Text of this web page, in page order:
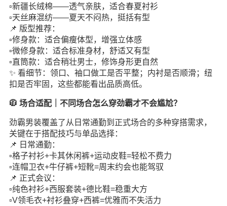
▫️新疆长绒棉——透气亲肤，适合春夏衬衫
▫️天丝麻混纺——夏天不闷热，挺括有型
📌 版型推荐：
▫️修身款：适合偏瘦体型，增强立体感
▫️微修身款：适合标准身材，舒适又有型
▫️直筒款：适合稍壮男士，修饰身形更自然
✨ 看细节：领口、袖口做工是否平整；内衬是否顺滑；纽
扣是否牢固，这些都能看出品质高低。
🧥 场合适配｜不同场合怎么穿劲霸才不会尴尬？
劲霸男装覆盖了从日常通勤到正式场合的多种穿搭需求，
关键在于搭配技巧与单品选择：
📌 日常通勤：
▫️格子衬衫+卡其休闲裤+运动皮鞋=轻松不费力
▫️连帽卫衣+牛仔裤+短靴=周末约会也能驾驭
📌 正式会议：
▫️纯色衬衫+西服套装+德比鞋=稳重大方
▫️V领毛衣+衬衫叠穿+西裤=优雅而不失活力